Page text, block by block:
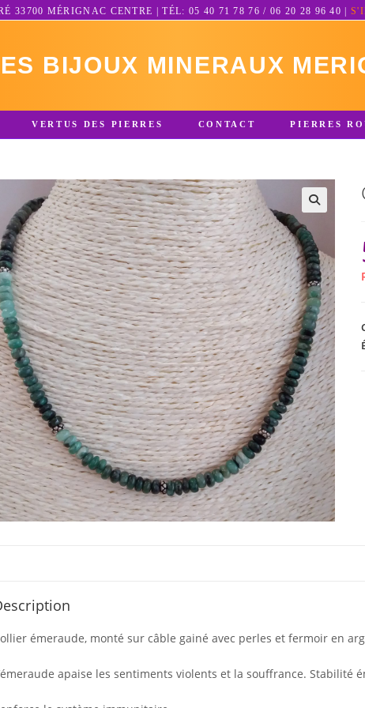
33700 MÉRIGNAC CENTRE | TÉL: 05 40 71 78 76 / 06 20 28 96 40 |
BIJOUX MINERAUX
VERTUS DES PIERRES CONTACT PIERRES
émeraude, monté sur câble gainé avec perles et fermoir en
apaise les sentiments violents et la souffrance. Stabilité